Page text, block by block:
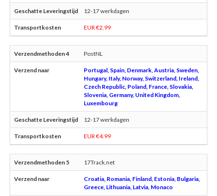
12-17 werkdagen
EUR €2.99
PostNL
Portugal, Spain, Denmark, Austria, Sweden,
Hungary, Italy, Norway, Switzerland, Ireland,
Czech Republic, Poland, France, Slovakia,
Slovenia, Germany, United Kingdom,
Luxembourg
12-17 werkdagen
EUR €4.99
17Track.net
Croatia, Romania, Finland, Estonia, Bulgaria,
Greece, Lithuania, Latvia, Monaco